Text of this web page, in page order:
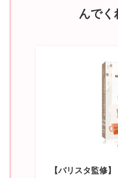
んでく
【バリスタ監修